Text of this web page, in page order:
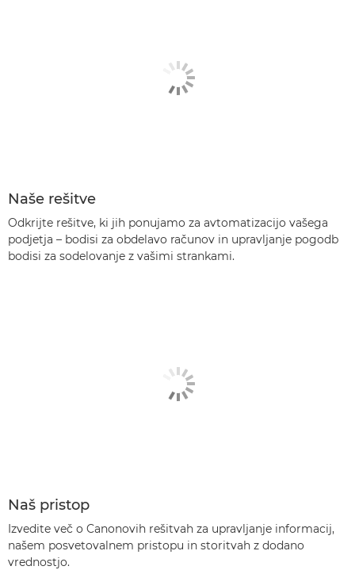
Naše rešitve
Odkrijte rešitve, ki jih ponujamo za avtomatizacijo vašega
podjetja – bodisi za obdelavo računov in upravljanje pogodb
bodisi za sodelovanje z vašimi strankami.
Naš pristop
Izvedite več o Canonovih rešitvah za upravljanje informacij,
našem posvetovalnem pristopu in storitvah z dodano
vrednostjo.